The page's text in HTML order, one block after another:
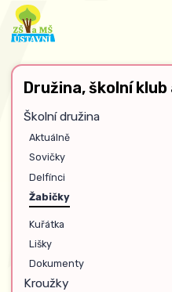
Družina, školní
Školní družina
Aktuálně
Sovičky
Delfínci
Žabičky
Kuřátka
Lišky
Dokumenty
Kroužky